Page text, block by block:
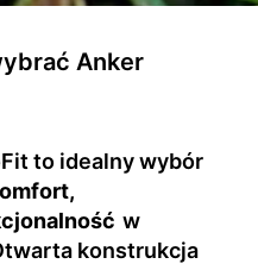
Anker
to idealny wybór
w
konstrukcja